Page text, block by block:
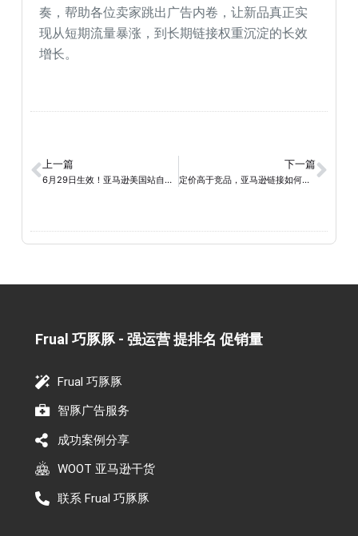
奏，帮助各位卖家跳出广告内卷，让新品真正实
现从短期流量暴涨，到长期链接权重沉淀的长效
增长。
上一篇
6月29日生效！亚马逊美国站自发货政策更新，备货与配送时效收紧
下一篇
定价高于竞品，亚马逊链接如何突围？
Frual 巧豚豚 - 强运营 提排名 促销量​
Frual 巧豚豚
智豚广告服务
成功案例分享
WOOT 亚马逊干货
联系 Frual 巧豚豚